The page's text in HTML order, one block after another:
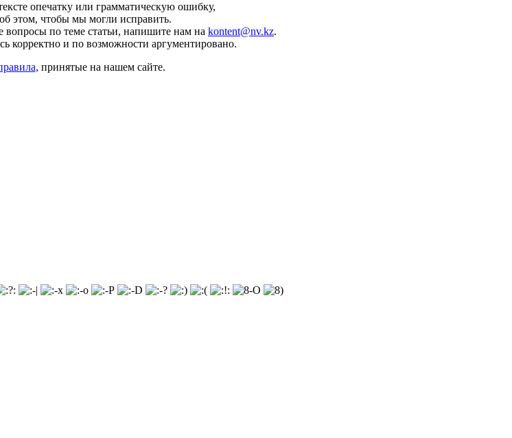
опечатку или грамматическую ошибку,
этом, чтобы мы могли исправить.
вопросы по теме статьи, напишите нам на kontent@nv.kz.
корректно и по возможности аргументировано.
, принятые на нашем сайте.